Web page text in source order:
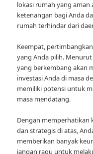
lokasi rumah yang aman
ketenangan bagi Anda
rumah terhindar dari
Keempat,
yang Anda pilih.
yang berkembang akan
investasi Anda di masa
memiliki potensi untuk
masa mendatang.
Dengan memperhatikan
dan strategis di atas,
memberikan banyak
jangan ragu untuk